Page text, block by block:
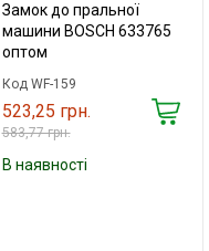
Замок до пральної
машини BOSCH 633765
оптом
Код WF-159
523,25 грн.
583,77 грн.
В наявності